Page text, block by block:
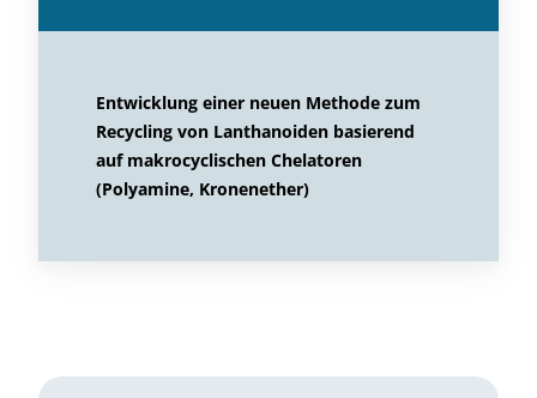
Entwicklung einer neuen Methode zum
Recycling von Lanthanoiden basierend
auf makrocyclischen Chelatoren
(Polyamine, Kronenether)